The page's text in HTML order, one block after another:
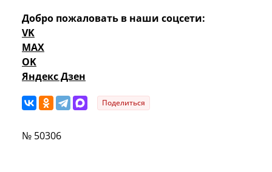
Добро пожаловать в наши соцсети:
VK
MAX
OK
Яндекс Дзен
Поделиться
№ 50306